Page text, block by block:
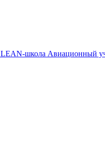
LEAN-школа Авиационный